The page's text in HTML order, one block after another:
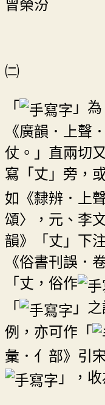
曾榮汾
㈡
「
」
《廣韻．上聲
仗。」直兩切
寫「丈」旁，
如《隸辨．上
頌〉，元、李
韻》「丈」下
《俗書刊誤．
「丈，俗作
「
」
例，亦可作「
彙．亻部》引
」，